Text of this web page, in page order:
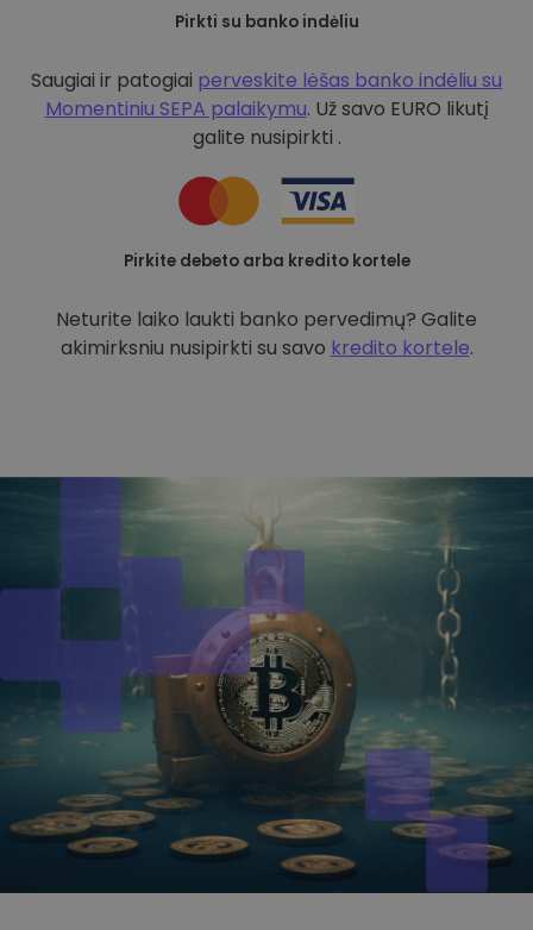
Pirkti su banko indėliu
Saugiai ir patogiai perveskite lėšas banko indėliu su
Momentiniu SEPA palaikymu. Už savo EURO likutį
galite nusipirkti .
Pirkite debeto arba kredito kortele
Neturite laiko laukti banko pervedimų? Galite
akimirksniu nusipirkti su savo kredito kortele.